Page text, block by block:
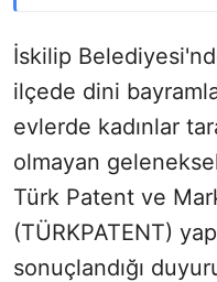
İskilip
ilçede dini
evlerde kadınlar
olmayan
Türk Patent ve
(TÜRKPATENT)
sonuçlandığı